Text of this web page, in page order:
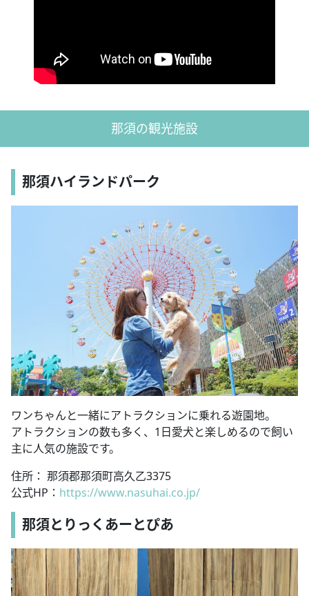
那須の観光施設
那須ハイランドパーク
ワンちゃんと一緒にアトラクションに乗れる遊園地。
アトラクションの数も多く、1日愛犬と楽しめるので飼い
主に人気の施設です。
住所： 那須郡那須町高久乙3375
公式HP： https://www.nasuhai.co.jp/
那須とりっくあーとぴあ